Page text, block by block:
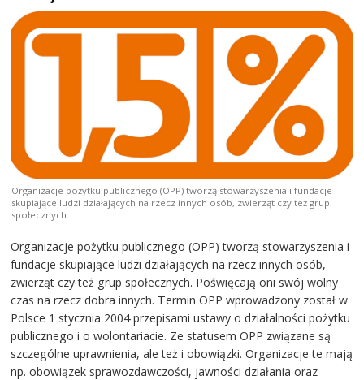
Organizacje pożytku publicznego (OPP) tworzą stowarzyszenia i fundacje
skupiające ludzi działających na rzecz innych osób, zwierząt czy też grup
społecznych.
Organizacje pożytku publicznego (OPP) tworzą stowarzyszenia i
fundacje skupiające ludzi działających na rzecz innych osób,
zwierząt czy też grup społecznych. Poświęcają oni swój wolny
czas na rzecz dobra innych. Termin OPP wprowadzony został w
Polsce 1 stycznia 2004 przepisami ustawy o działalności pożytku
publicznego i o wolontariacie. Ze statusem OPP związane są
szczególne uprawnienia, ale też i obowiązki. Organizacje te mają
np. obowiązek sprawozdawczości, jawności działania oraz